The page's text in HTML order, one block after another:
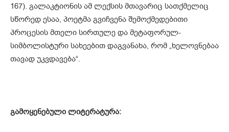
167). გალაკტიონის ამ ლექსის მთავარიც სათქმელიც
სწორედ ესაა, პოეტმა გვიჩვენა შემოქმედებითი
პროცესის მთელი სირთულე და მეტაფორულ-
სიმბოლისტური სახეებით დაგვანახა, რომ „ხელოვნებაა
თავად უკვდავება“.
გამოყენებული ლიტერატურა: